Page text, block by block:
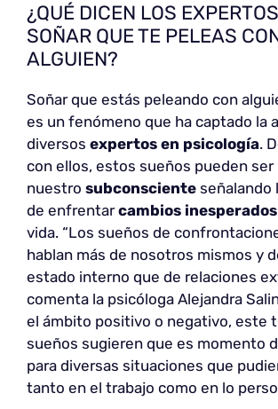
¿QUÉ DICEN LOS
SOÑAR QUE TE PELEAS
ALGUIEN?
Soñar que estás peleando con
es un fenómeno que ha captado la
diversos expertos en psicología.
con ellos, estos sueños pueden ser
nuestro subconsciente señalando
de enfrentarcambios inesperados
vida. “Los sueños de
hablan más de nosotros mismos y
estado interno que de relaciones
comenta la psicóloga Alejandra
el ámbito positivo o negativo, este
sueños sugieren que es momento
para diversas situaciones que
tanto en el trabajo como en lo